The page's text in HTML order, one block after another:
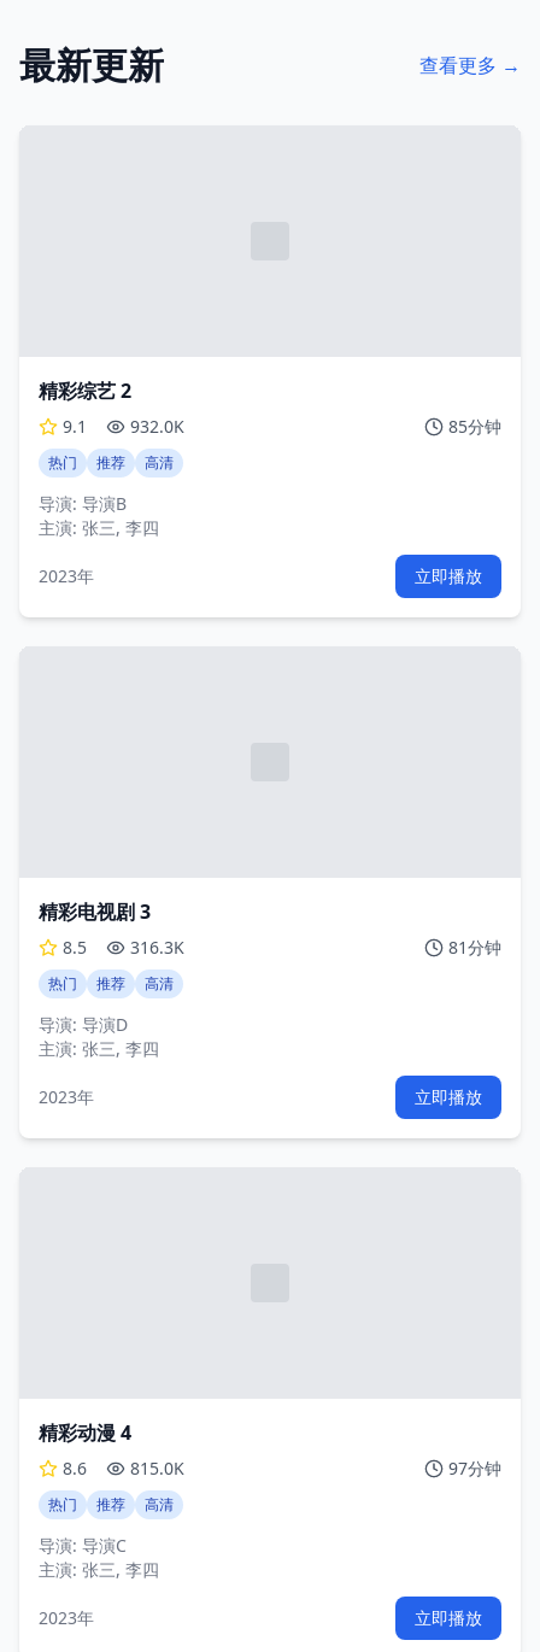
最新更新 查看更多 →
精彩综艺 2
9.1 932.0K 85分钟
热门 推荐 高清
导演: 导演B
主演: 张三, 李四
2023年 立即播放
精彩电视剧 3
8.5 316.3K 81分钟
热门 推荐 高清
导演: 导演D
主演: 张三, 李四
2023年 立即播放
精彩动漫 4
8.6 815.0K 97分钟
热门 推荐 高清
导演: 导演C
主演: 张三, 李四
2023年 立即播放